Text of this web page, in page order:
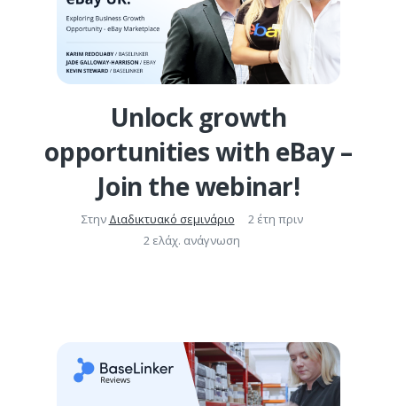
Unlock growth
opportunities with eBay –
Join the webinar!
Στην Διαδικτυακό σεμινάριο
2 έτη πριν
2 ελάχ. ανάγνωση